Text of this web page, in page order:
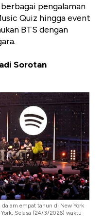
pengalaman
Quiz hingga event
BTS dengan
Sorotan
empat tahun di New York
Selasa (24/3/2026) waktu